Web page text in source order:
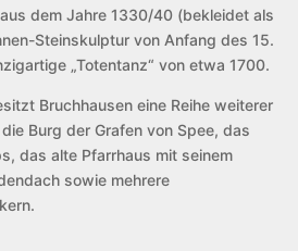
dem Jahre 1330/40 (bekleidet als
Steinskulptur von Anfang des 15.
„Totentanz“ von etwa 1700.
Bruchhausen eine Reihe weiterer
Burg der Grafen von Spee, das
das alte Pfarrhaus mit seinem
sowie mehrere